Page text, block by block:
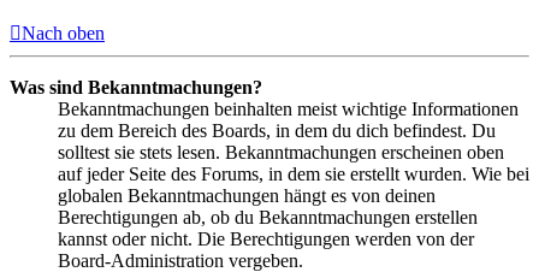
Nach oben
Was sind Bekanntmachungen?
Bekanntmachungen beinhalten meist wichtige Informationen
zu dem Bereich des Boards, in dem du dich befindest. Du
solltest sie stets lesen. Bekanntmachungen erscheinen oben
auf jeder Seite des Forums, in dem sie erstellt wurden. Wie bei
globalen Bekanntmachungen hängt es von deinen
Berechtigungen ab, ob du Bekanntmachungen erstellen
kannst oder nicht. Die Berechtigungen werden von der
Board-Administration vergeben.